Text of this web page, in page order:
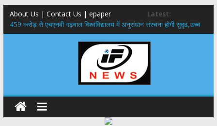
About Us | Contact Us | epaper
Latest:
459 करोड़ से एचएनबी गढ़वाल विश्वविद्यालय में अनुसंधान संरचना होगी सुदृढ,उच्च
शिक्षा मंत्री धन सिंह रावत ने नवनियुक्त केन्द्रीय शिक्षा मंत्री से की मुलाकात
राष्ट्रीय हथकरघा दिवस पर मुख्यमंत्री धामी ने उत्कृष्ट बुनकरों और हस्तशिल्प
​धामी कैबिनेट का बड़ा फैसला: पशुपालकों को 60% तक सब्सिडी, गंगा एक्सप्रेसवे का
​हरिद्वार से वीरभद्र (ऋषिकेश) तक निकली BJYM की भव्य कांवड़ यात्रा; तेजस्वी
सूर्या ने की देश व प्रदेशवासियों के कल्याण की कामना
24×7 अलर्ट मोड में रहें अधिकारी-मुख्य सचिव मानसून-एसईओसी से मुख्य सचिव ने
की विस्तृत समीक्षा कहा-बंद सड़कों को शीघ्र खोला जाए, लोगों को न हो दिक्कत